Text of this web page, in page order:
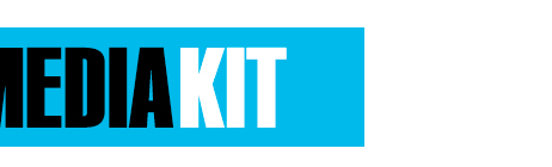
Una vez a la semana enviamos
Entregado por SendPulse